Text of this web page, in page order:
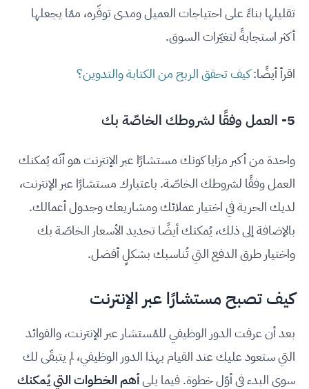
تقليلها بناءً على احتياجات العميل ومدى توفّره، ممّا يجعلها
أكثر استجابةً لتغيّرات السوق.
اقرأ أيضًا:كيف تحقق الربح من الكتابة والتدوين؟
5- العمل وفقًا لشروطك الخاصّة بك
واحدة من أكبر مزايا كونك مستشارًا عبر الإنترنت هو أنّه يُمكنك
العمل وفقًا لشروطك الخاصّة. باعتبارك مستشارًا عبر الإنترنت،
لديك الحرية في اختيار عملائك ومشاريعك وجدول أعمالك.
بالإضافة إلى ذلك، يُمكنك أيضًا تحديد الأسعار الخاصّة بك
واختيار طرق الدفع التي تُناسبك بشكلٍ أفضل.
كيف تصبح مستشارًا عبر الإنترنت
بعد أن عرفت الدور الوظيفي للمُستشار عبر الإنترنت، والفوائد
التي ستعود عليك عند القيام بهذا الدور الوظيفي، لم يتبقّى لك
سوى البدء في أوّل خطوة. فيما يليأهم الخطوات التي يُمكنك